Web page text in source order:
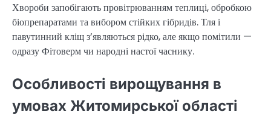
Хвороби запобігають провітрюванням теплиці, обробкою
біопрепаратами та вибором стійких гібридів. Тля і
павутинний кліщ з’являються рідко, але якщо помітили —
одразу Фітоверм чи народні настої часнику.
Особливості вирощування в
умовах Житомирської області